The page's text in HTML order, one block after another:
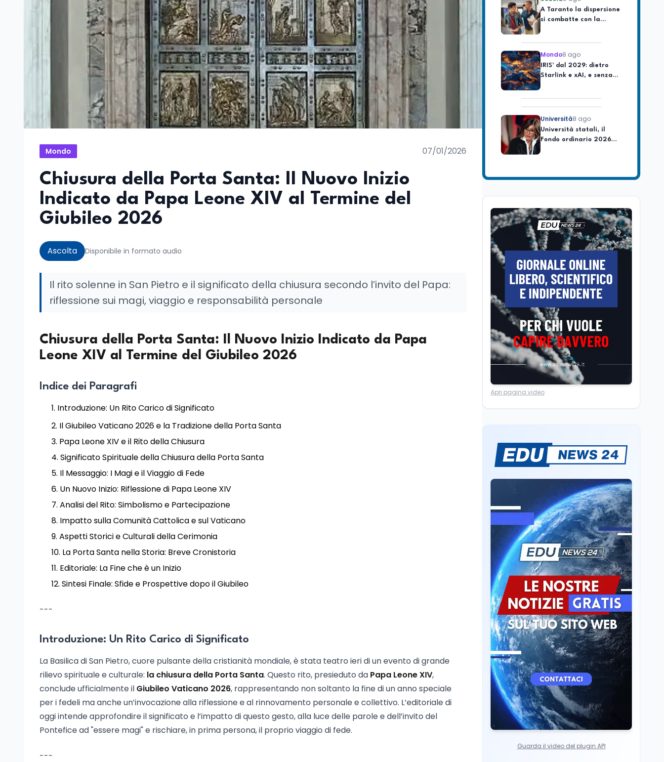
Mondo 07/01/2026
Chiusura della Porta Santa: Il Nuovo Inizio
Indicato da Papa Leone XIV al Termine del
Giubileo 2026
Ascolta Disponibile in formato audio
Il rito solenne in San Pietro e il significato della chiusura secondo l’invito del Papa:
riflessione sui magi, viaggio e responsabilità personale
Chiusura della Porta Santa: Il Nuovo Inizio Indicato da Papa
Leone XIV al Termine del Giubileo 2026
Indice dei Paragrafi
Introduzione: Un Rito Carico di Significato
Il Giubileo Vaticano 2026 e la Tradizione della Porta Santa
Papa Leone XIV e il Rito della Chiusura
Significato Spirituale della Chiusura della Porta Santa
Il Messaggio: I Magi e il Viaggio di Fede
Un Nuovo Inizio: Riflessione di Papa Leone XIV
Analisi del Rito: Simbolismo e Partecipazione
Impatto sulla Comunità Cattolica e sul Vaticano
Aspetti Storici e Culturali della Cerimonia
La Porta Santa nella Storia: Breve Cronistoria
Editoriale: La Fine che è un Inizio
Sintesi Finale: Sfide e Prospettive dopo il Giubileo
---
Introduzione: Un Rito Carico di Significato
La Basilica di San Pietro, cuore pulsante della cristianità mondiale, è stata teatro ieri di un evento di grande
rilievo spirituale e culturale: la chiusura della Porta Santa. Questo rito, presieduto da Papa Leone XIV,
conclude ufficialmente il Giubileo Vaticano 2026, rappresentando non soltanto la fine di un anno speciale
per i fedeli ma anche un’invocazione alla riflessione e al rinnovamento personale e collettivo. L’editoriale di
oggi intende approfondire il significato e l’impatto di questo gesto, alla luce delle parole e dell’invito del
Pontefice ad "essere magi" e rischiare, in prima persona, il proprio viaggio di fede.
---
si combatte con la
pedagogia della
Mondo8 ago
IRIS² dal 2029: dietro
Starlink e xAI, e senza
soldi italiani
Università8 ago
Università statali, il
Fondo ordinario 2026
sale a 9,415 miliardi, c'è
Time: ads invisibili solo
Mondo8 ago
A Nonthaburi il killer
14enne era bullizzato: la
CZ-75 era del nonno
Scuola8 ago
A Taranto la dispersione
si combatte con la
relazione
Mondo 8 ago
IRIS² dal 2029: dietro
Starlink e xAI, e senza
soldi italiani
Università8 ago
Università statali, il
Il cloaking selettivo di
Time: ads invisibili solo
Mondo8 ago
A Nonthaburi il killer
14enne era bullizzato: la
CZ-75 era del nonno
Scuola8 ago
A Taranto la dispersione
si combatte con la
pedagogia della
relazione
Mondo8 ago
IRIS² dal 2029: dietro
Starlink e xAI, e senza
soldi italiani
Apri pagina video
Guarda il video del plugin API